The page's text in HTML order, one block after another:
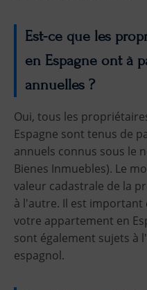
Est-ce que les
en Espagne ont à
annuelles ?
Oui, tous les
Espagne sont tenus de
annuels connus sous le
Bienes Inmuebles). Le
valeur cadastrale de la
à l'autre. Il est important
votre appartement en
sont également sujets à
espagnol.